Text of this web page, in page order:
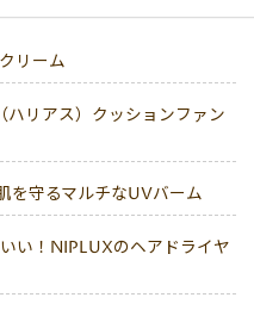
リーム
リアス）クッションファン
を守るマルチなUVバーム
い！NIPLUXのヘアドライヤ